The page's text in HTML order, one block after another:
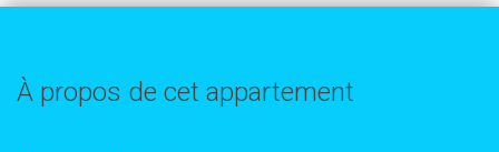
À propos de cet appartement